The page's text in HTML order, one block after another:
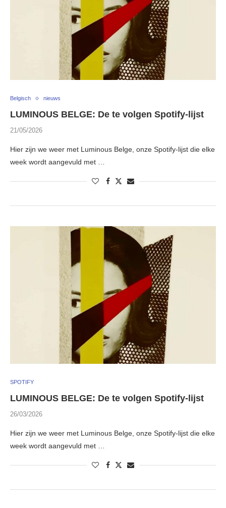
Belgisch nieuws
LUMINOUS BELGE: De te volgen Spotify-lijst
21/05/2026
Hier zijn we weer met Luminous Belge, onze Spotify-lijst die elke
week wordt aangevuld met …
SPOTIFY
LUMINOUS BELGE: De te volgen Spotify-lijst
26/03/2026
Hier zijn we weer met Luminous Belge, onze Spotify-lijst die elke
week wordt aangevuld met …